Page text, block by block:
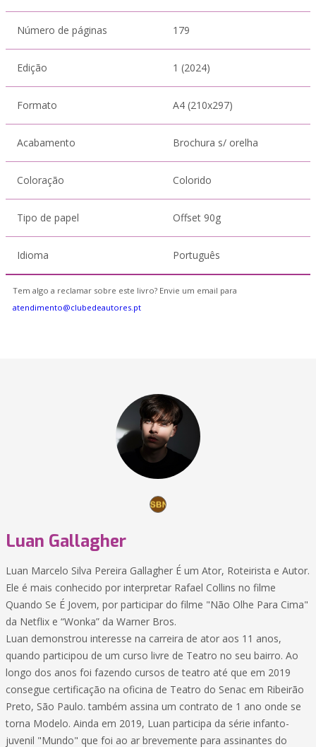
Número de páginas 179
Edição 1 (2024)
Formato A4 (210x297)
Acabamento Brochura s/ orelha
Coloração Colorido
Tipo de papel Offset 90g
Idioma Português
Tem algo a reclamar sobre este livro? Envie um email para
atendimento@clubedeautores.pt
Luan Gallagher
Luan Marcelo Silva Pereira Gallagher É um Ator, Roteirista e Autor.
Ele é mais conhecido por interpretar Rafael Collins no filme
Quando Se É Jovem, por participar do filme "Não Olhe Para Cima"
da Netflix e “Wonka” da Warner Bros.
Luan demonstrou interesse na carreira de ator aos 11 anos,
quando participou de um curso livre de Teatro no seu bairro. Ao
longo dos anos foi fazendo cursos de teatro até que em 2019
consegue certificação na oficina de Teatro do Senac em Ribeirão
Preto, São Paulo. também assina um contrato de 1 ano onde se
torna Modelo. Ainda em 2019, Luan participa da série infanto-
juvenil "Mundo" que foi ao ar brevemente para assinantes do